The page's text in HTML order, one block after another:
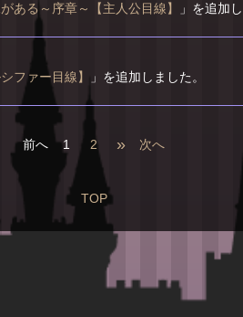
ある～序章～【主人公目線】 」を追加
ファー目線】 」を追加しました。
前へ 1 2 » 次へ
TOP